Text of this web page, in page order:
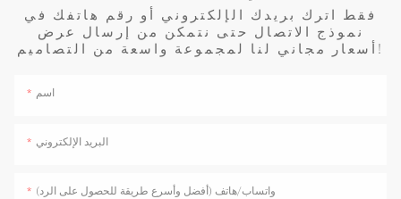
فقط اترك بريدك الإلكتروني أو رقم هاتفك في
نموذج الاتصال حتى نتمكن من إرسال عرض
أسعار مجاني لنا لمجموعة واسعة من التصاميم!
اسم
البريد الإلكتروني
واتساب/هاتف (أفضل وأسرع طريقة للحصول على الرد)